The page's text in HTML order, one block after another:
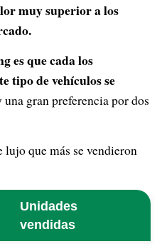
muy superior a los
es que cada los
tipo de vehículos se
una gran preferencia por dos
lujo que más se vendieron
Unidades
vendidas